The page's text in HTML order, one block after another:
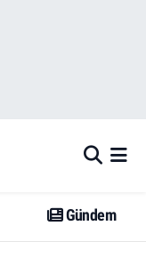
Gündem